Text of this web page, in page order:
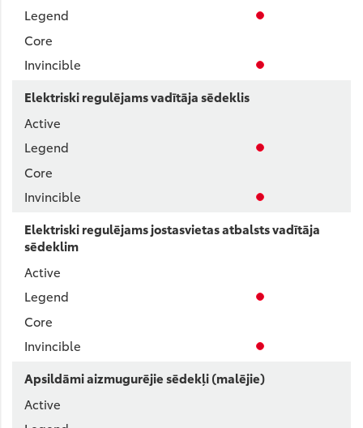
Elektriski regulējams vadītāja sēdeklis
Elektriski regulējams jostasvietas atbalsts vadītāja
sēdeklim
Apsildāmi aizmugurējie sēdekļi (malējie)